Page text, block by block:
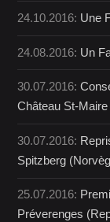
24.10.2016: Une
24.08.2016: Un
30.07.2016:
Château St-Maire
30.07.2016:
Spitzberg
25.07.2016:
Préverenges